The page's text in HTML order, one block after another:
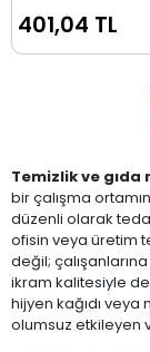
401,04 TL
Temizlik ve
bir çalışma
düzenli olarak
ofisin veya üretim
değil;
ikram kalitesiyle
hijyen kağıdı veya
olumsuz etkileyen